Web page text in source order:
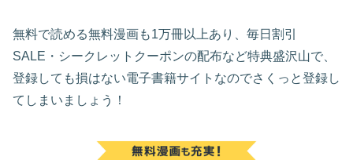
無料で読める無料漫画も1万冊以上あり、毎日割引
SALE・シークレットクーポンの配布など特典盛沢山で、
登録しても損はない電子書籍サイトなのでさくっと登録し
てしまいましょう！